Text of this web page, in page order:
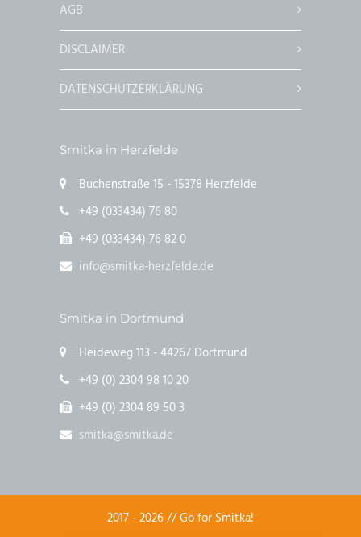
AGB
DISCLAIMER
DATENSCHUTZERKLÄRUNG
Smitka in Herzfelde
Buchenstraße 15 - 15378 Herzfelde
+49 (033434) 76 80
+49 (033434) 76 82 0
info@smitka-herzfelde.de
Smitka in Dortmund
Heideweg 113 - 44267 Dortmund
+49 (0) 2304 98 10 20
+49 (0) 2304 89 50 3
smitka@smitka.de
2017 - 2026 // Go for Smitka!